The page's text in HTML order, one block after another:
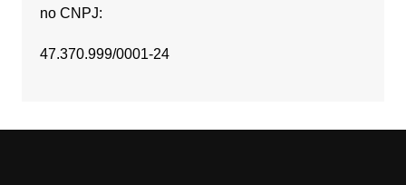
no CNPJ:
47.370.999/0001-24